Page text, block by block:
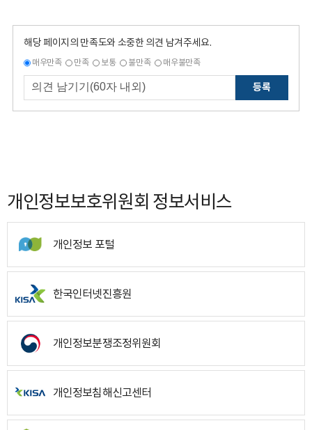
해당 페이지의 만족도와 소중한 의견 남겨주세요.
매우만족 만족 보통 불만족 매우불만족
등록
개인정보보호위원회 정보서비스
개인정보 포털
한국인터넷진흥원
개인정보분쟁조정위원회
개인정보침해신고센터